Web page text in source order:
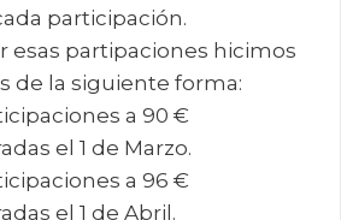
participación.
esas partipaciones hicimos
de la siguiente forma:
a 90 €
el 1 de Marzo.
a 96 €
el 1 de Abril.